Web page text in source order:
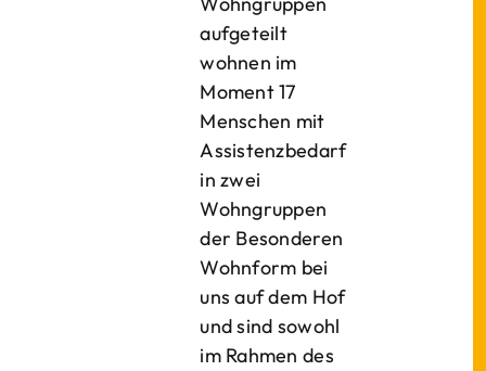
aufgeteilt
wohnen im
Moment 17
Menschen mit
Assistenzbedarf
in zwei
Wohngruppen
der Besonderen
Wohnform bei
uns auf dem Hof
und sind sowohl
im Rahmen des